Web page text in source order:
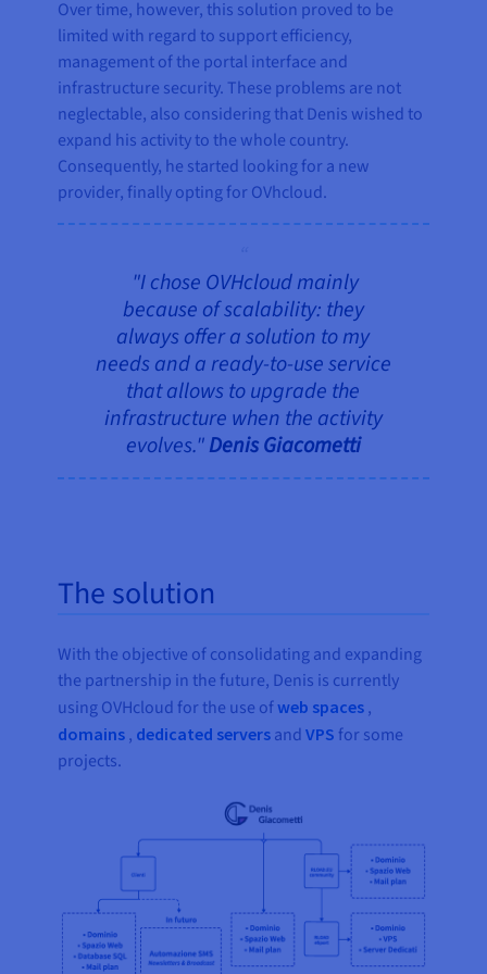
Over time, however, this solution proved to be
limited with regard to support efficiency,
management of the portal interface and
infrastructure security. These problems are not
neglectable, also considering that Denis wished to
expand his activity to the whole country.
Consequently, he started looking for a new
provider, finally opting for OVhcloud.
"I chose OVHcloud mainly
because of scalability: they
always offer a solution to my
needs and a ready-to-use service
that allows to upgrade the
infrastructure when the activity
evolves."Denis Giacometti
The solution
With the objective of consolidating and expanding
the partnership in the future, Denis is currently
using OVHcloud for the use ofweb spaces ,
domains , dedicated servers andVPS for some
projects.